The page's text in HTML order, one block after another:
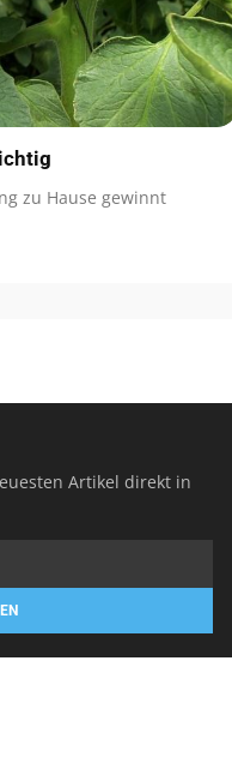
zu Hause gewinnt
Artikel direkt in